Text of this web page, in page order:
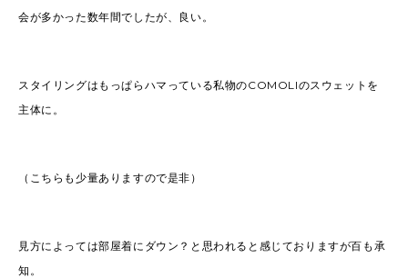
会が多かった数年間でしたが、良い。
スタイリングはもっぱらハマっている私物のCOMOLIのスウェットを
主体に。
（こちらも少量ありますので是非）
見方によっては部屋着にダウン？と思われると感じておりますが百も承
知。